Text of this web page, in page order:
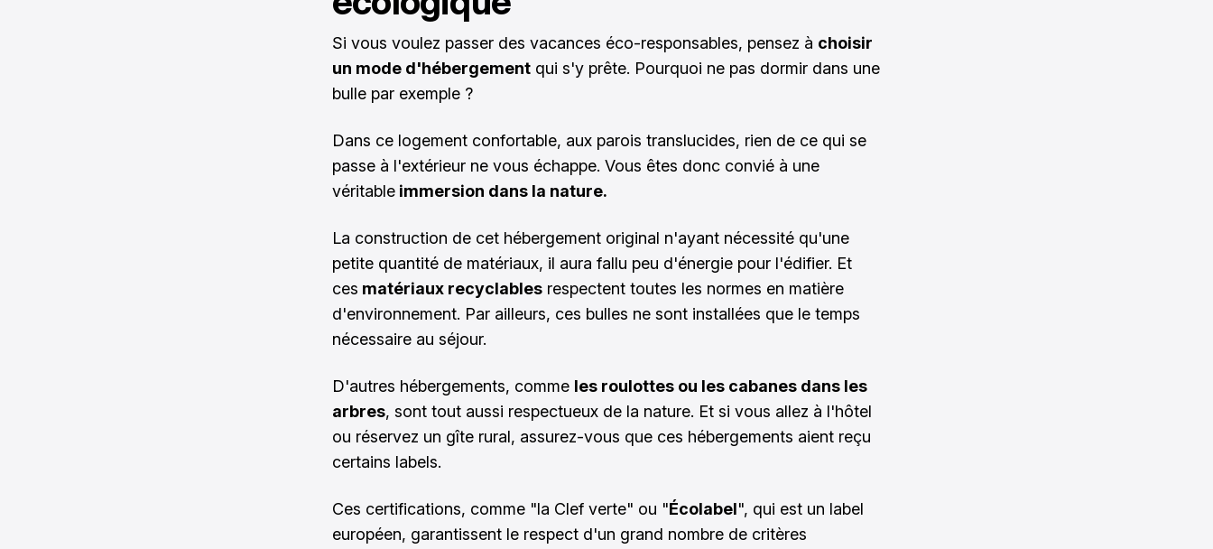
Si vous voulez passer des vacances éco-responsables, pensez à choisir
un mode d'hébergement qui s'y prête. Pourquoi ne pas dormir dans une
bulle par exemple ?
Dans ce logement confortable, aux parois translucides, rien de ce qui se
passe à l'extérieur ne vous échappe. Vous êtes donc convié à une
véritable immersion dans la nature.
La construction de cet hébergement original n'ayant nécessité qu'une
petite quantité de matériaux, il aura fallu peu d'énergie pour l'édifier. Et
ces matériaux recyclables respectent toutes les normes en matière
d'environnement. Par ailleurs, ces bulles ne sont installées que le temps
nécessaire au séjour.
D'autres hébergements, comme les roulottes ou les cabanes dans les
arbres, sont tout aussi respectueux de la nature. Et si vous allez à l'hôtel
ou réservez un gîte rural, assurez-vous que ces hébergements aient reçu
certains labels.
Ces certifications, comme "la Clef verte" ou "Écolabel", qui est un label
européen, garantissent le respect d'un grand nombre de critères